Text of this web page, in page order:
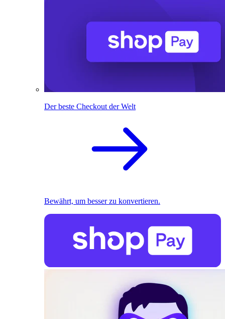
Der beste Checkout der Welt
Bewährt, um besser zu konvertieren.